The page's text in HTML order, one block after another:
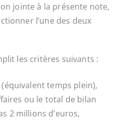
jointe à la présente note,
l’une des deux
les critères suivants :
temps plein),
ou le total de bilan
2 millions d’euros,